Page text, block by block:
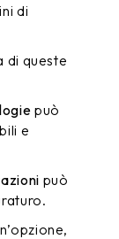
di
di queste
può
e
può